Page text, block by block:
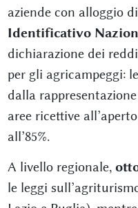
aziende con alloggio
Identificativo
dichiarazione dei
per gli agricampeggi:
dalla
aree ricettive
all’85%.
A livello regionale,
le leggi